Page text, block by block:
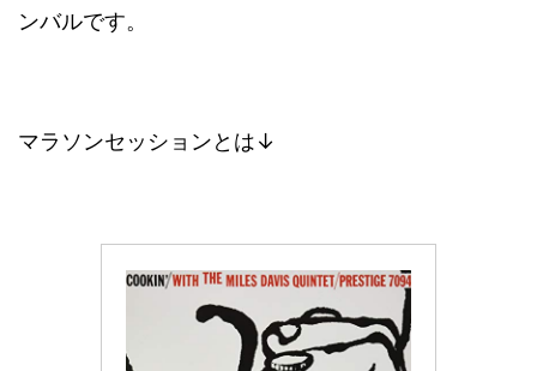
ンバルです。
マラソンセッションとは↓